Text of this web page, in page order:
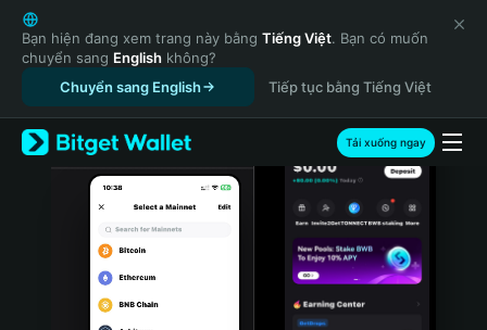
English
日本語
Tiếng Việt
Русский
Español (Latinoamérica)
Türkçe
Italiano
Português (Portugal)
Bahasa Indonesia
Bạn hiện đang xem trang này bằng Tiếng Việt. Bạn có muốn
chuyển sang English không?
Chuyển sang English
Tiếp tục bằng Tiếng Việt
Tải xuống ngay